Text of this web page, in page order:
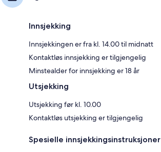
Innsjekking
Innsjekkingen er fra kl. 14.00 til midnatt
Kontaktløs innsjekking er tilgjengelig
Minstealder for innsjekking er 18 år
Utsjekking
Utsjekking før kl. 10.00
Kontaktløs utsjekking er tilgjengelig
Spesielle innsjekkingsinstruksjoner